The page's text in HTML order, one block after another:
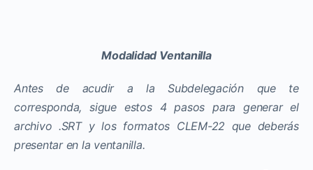
Modalidad Ventanilla
Antes de acudir a la Subdelegación que te
corresponda, sigue estos 4 pasos para generar el
archivo .SRT y los formatos CLEM-22 que deberás
presentar en la ventanilla.